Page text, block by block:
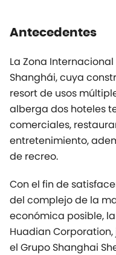
Antecedentes
La Zona
Shanghái, cuya
resort de usos
alberga dos hoteles
comerciales,
entretenimiento,
de recreo.
Con el fin de
del complejo de la
económica posible,
Huadian
el Grupo Shanghai